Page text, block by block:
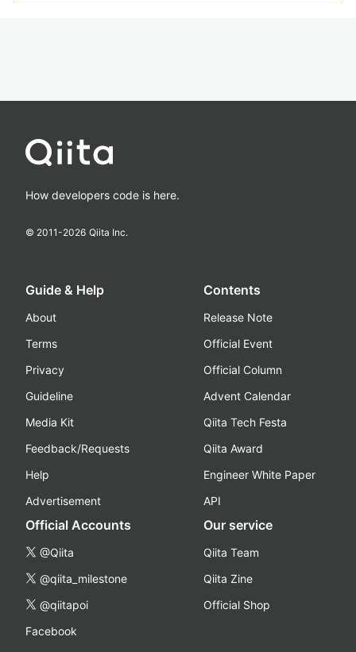
How developers code is here.
© 2011-2026 Qiita Inc.
Guide & Help
About
Terms
Privacy
Guideline
Media Kit
Feedback/Requests
Help
Advertisement
Contents
Release Note
Official Event
Official Column
Advent Calendar
Qiita Tech Festa
Qiita Award
Engineer White Paper
API
Official Accounts
@Qiita
@qiita_milestone
@qiitapoi
Facebook
Our service
Qiita Team
Qiita Zine
Official Shop